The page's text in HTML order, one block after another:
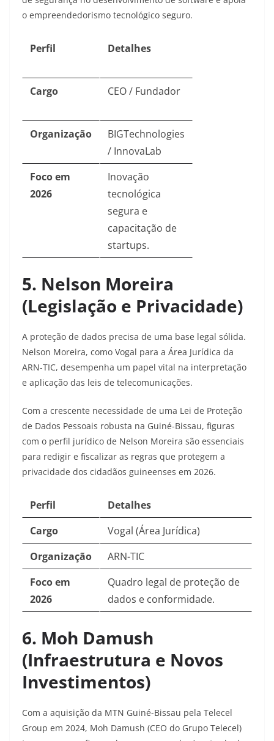
o empreendedorismo tecnológico seguro.
Perfil Detalhes
Cargo CEO / Fundador
Organização
BIGTechnologies
/ InnovaLab
Foco em
2026
Inovação
tecnológica
segura e
capacitação de
startups.
5. Nelson Moreira
(Legislação e Privacidade)
A proteção de dados precisa de uma base legal sólida.
Nelson Moreira, como Vogal para a Área Jurídica da
ARN-TIC, desempenha um papel vital na interpretação
e aplicação das leis de telecomunicações.
Com a crescente necessidade de uma Lei de Proteção
de Dados Pessoais robusta na Guiné-Bissau, figuras
com o perfil jurídico de Nelson Moreira são essenciais
para redigir e fiscalizar as regras que protegem a
privacidade dos cidadãos guineenses em 2026.
Perfil
Detalhes
Cargo
Vogal (Área Jurídica)
Organização
ARN-TIC
Foco em
2026
Quadro legal de proteção de
dados e conformidade.
6. Moh Damush
(Infraestrutura e Novos
Investimentos)
Com a aquisição da MTN Guiné-Bissau pela Telecel
Group em 2024, Moh Damush (CEO do Grupo Telecel)